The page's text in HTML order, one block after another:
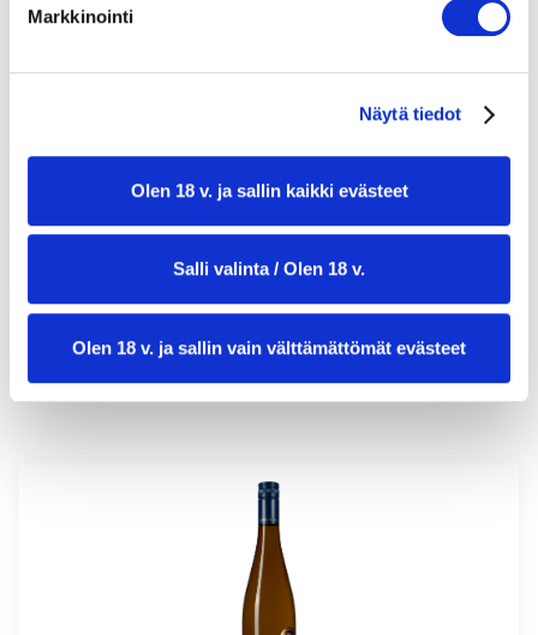
Markkinointi
Näytä tiedot
Olen 18 v. ja sallin kaikki evästeet
Salli valinta / Olen 18 v.
Olen 18 v. ja sallin vain välttämättömät evästeet
annosmäärä:4